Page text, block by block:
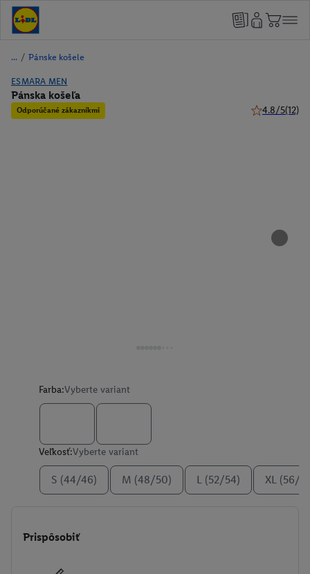
/ Pánske košele
ESMARA MEN
Pánska košeľa
Odporúčané zákazníkmi 4.8/5(12)
Farba:Vyberte variant
Veľkosť:Vyberte variant
S (44/46) M (48/50) L (52/54) XL (56/
Prispôsobiť